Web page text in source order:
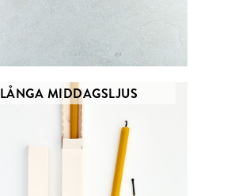
LÅNGA MIDDAGSLJUS